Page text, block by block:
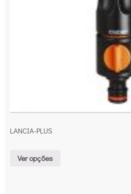
LANCIA-PLUS
Ver opções